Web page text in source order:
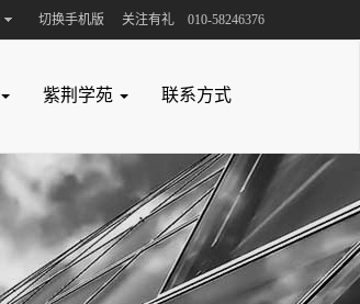
切换手机版 关注有礼 010-58246376
紫荆学苑 联系方式